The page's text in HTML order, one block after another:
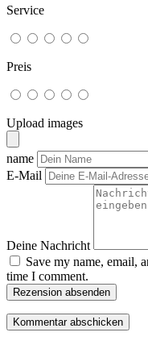
Service
Preis
Upload images
name
E-Mail
Deine Nachricht
Save my name, email,
time I comment.
Rezension absenden